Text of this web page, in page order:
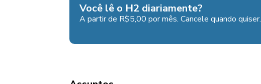
Você lê o H2 diariamente?
A partir de R$5,00 por mês. Cancele quando quiser.